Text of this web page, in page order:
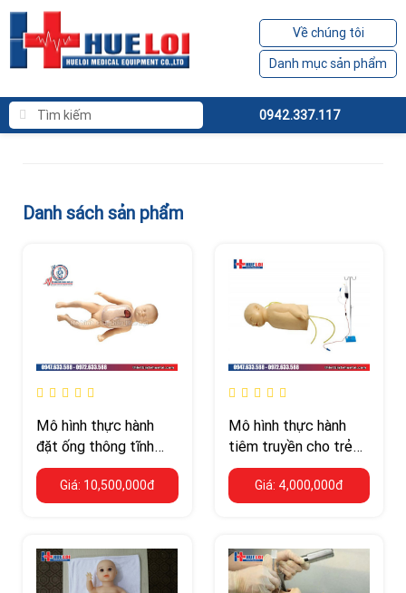
Về chúng tôi
Danh mục sản phẩm
0942.337.117
Danh sách sản phẩm
Mô hình thực hành
đặt ống thông tĩnh
mạch trung tâm cho
trẻ em
Giá: 10,500,000đ
Mô hình thực hành
tiêm truyền cho trẻ
em
Giá: 4,000,000đ